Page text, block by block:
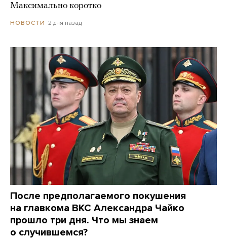
Максимально коротко
НОВОСТИ 2 дня назад
После предполагаемого покушения
на главкома ВКС Александра Чайко
прошло три дня. Что мы знаем
о случившемся?